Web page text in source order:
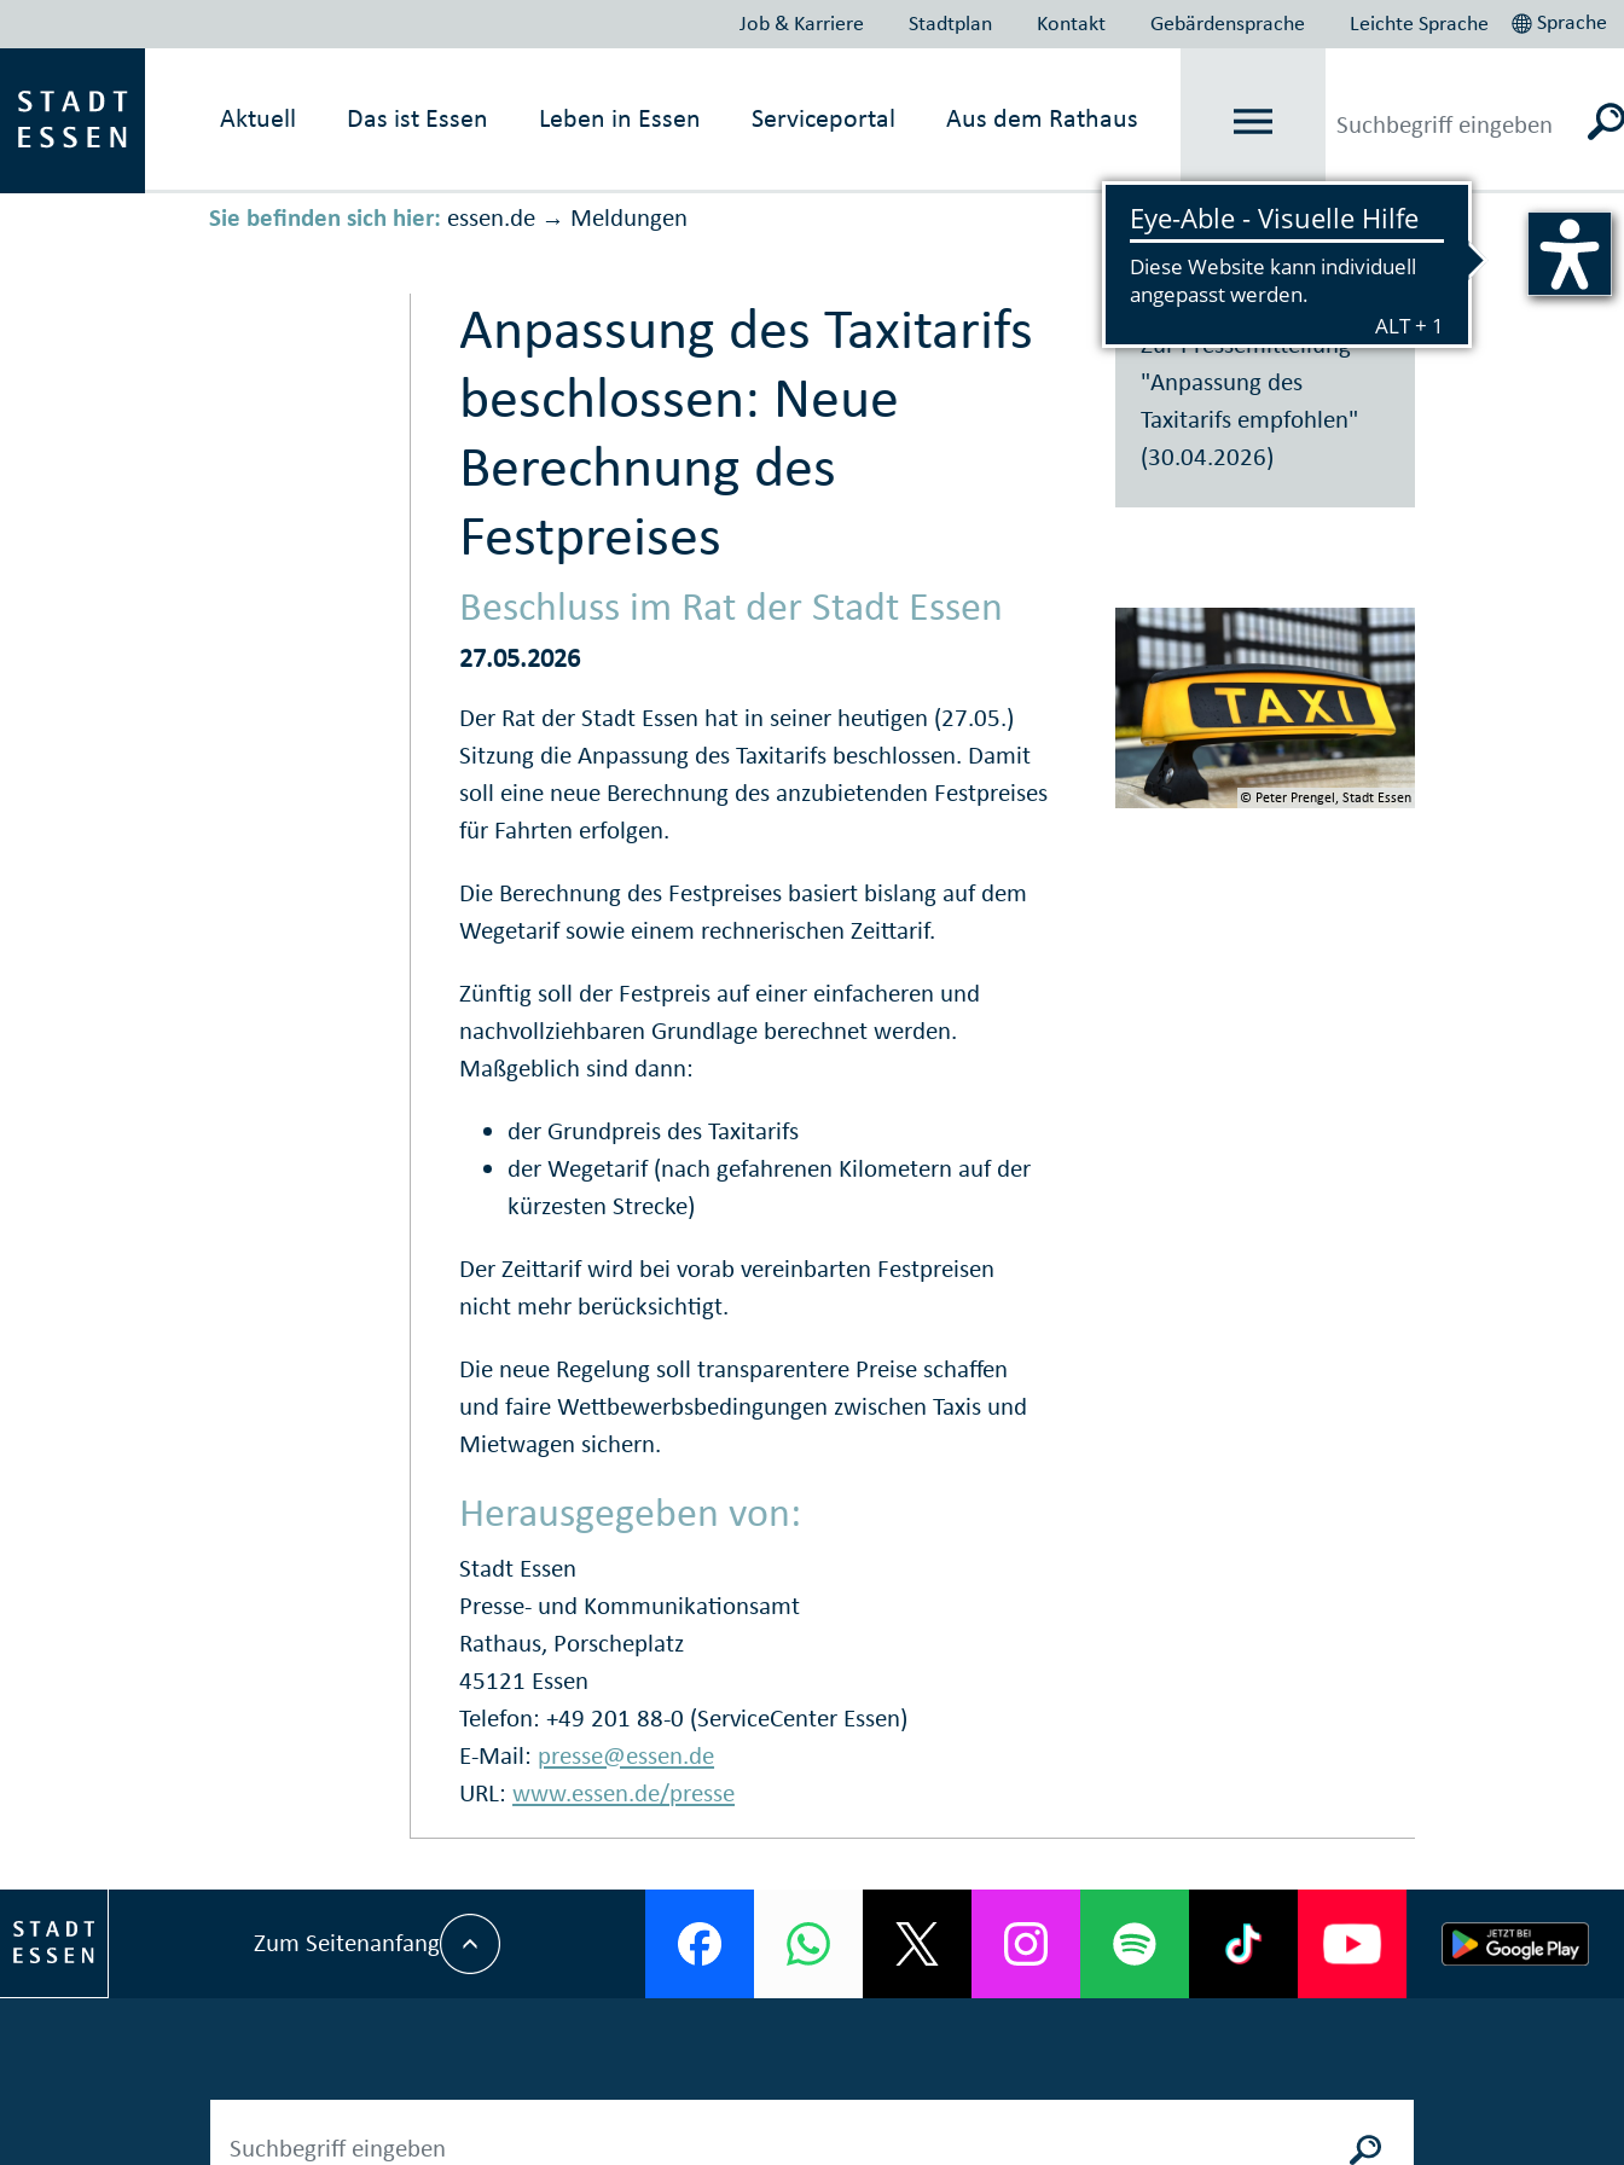
Job & Karriere Stadtplan Kontakt Gebärdensprache Leichte Sprache Sprache
Aktuell Das ist Essen Leben in Essen Serviceportal Aus dem Rathaus
Sie befinden sich hier: essen.de → Meldungen Vorlesen
Anpassung des Taxitarifs
beschlossen: Neue
Berechnung des
Festpreises
Beschluss im Rat der Stadt Essen
27.05.2026
Der Rat der Stadt Essen hat in seiner heutigen (27.05.)
Sitzung die Anpassung des Taxitarifs beschlossen. Damit
soll eine neue Berechnung des anzubietenden Festpreises
für Fahrten erfolgen.
Die Berechnung des Festpreises basiert bislang auf dem
Wegetarif sowie einem rechnerischen Zeittarif.
Zünftig soll der Festpreis auf einer einfacheren und
nachvollziehbaren Grundlage berechnet werden.
Maßgeblich sind dann:
der Grundpreis des Taxitarifs
der Wegetarif (nach gefahrenen Kilometern auf der
kürzesten Strecke)
Der Zeittarif wird bei vorab vereinbarten Festpreisen
nicht mehr berücksichtigt.
Die neue Regelung soll transparentere Preise schaffen
und faire Wettbewerbsbedingungen zwischen Taxis und
Mietwagen sichern.
Herausgegeben von:
Stadt Essen
Presse- und Kommunikationsamt
Rathaus, Porscheplatz
45121 Essen
Telefon: +49 201 88-0 (ServiceCenter Essen)
E-Mail: presse@essen.de
URL:www.essen.de/presse
Zur Pressemitteilung
"Anpassung des
Taxitarifs empfohlen"
(30.04.2026)
© Peter Prengel, Stadt Essen
Zum Seitenanfang